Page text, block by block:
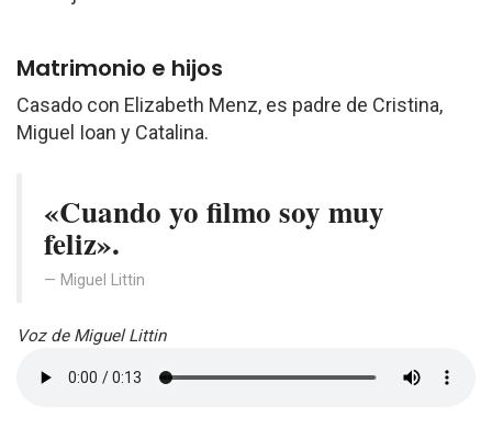
Matrimonio e hijos
Casado con Elizabeth Menz, es padre de Cristina,
Miguel Ioan y Catalina.
«Cuando yo filmo soy muy
feliz».
Miguel Littin
Voz de Miguel Littin